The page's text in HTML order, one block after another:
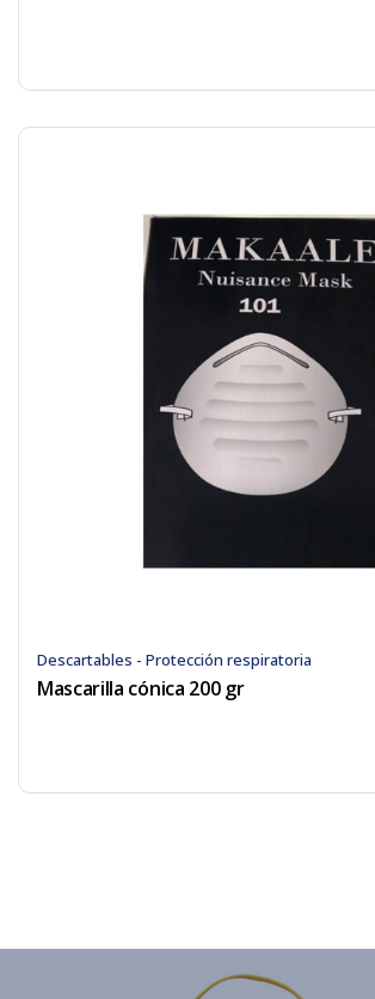
Descartables - Protección respiratoria
Mascarilla cónica 200 gr